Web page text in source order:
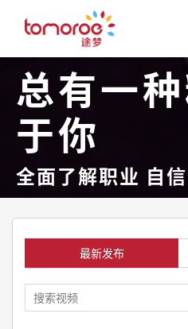
总有一
于你
全面了解职业 自
最新发布